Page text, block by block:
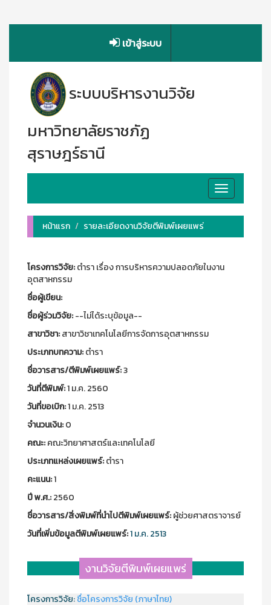
เข้าสู่ระบบ
ระบบบริหารงานวิจัย
มหาวิทยาลัยราชภัฏ
สุราษฎร์ธานี
Toggle
navigation
หน้าแรก
รายละเอียดงานวิจัยตีพิมพ์เผยแพร่
โครงการวิจัย:ตำรา เรื่อง การบริหารความปลอดภัยในงาน
อุตสาหกรรม
ชื่อผู้เขียน:
ชื่อผู้ร่วมวิจัย:--ไม่ได้ระบุข้อมูล--
สาขาวิชา:สาขาวิชาเทคโนโลยีการจัดการอุตสาหกรรม
ประเภทบทความ:ตำรา
ชื่อวารสาร/ตีพิมพ์เผยแพร์:3
วันที่ตีพิมพ์:1 ม.ค. 2560
วันที่ขอเบิก:1 ม.ค. 2513
จำนวนเงิน:0
คณะ:คณะวิทยาศาสตร์และเทคโนโลยี
ประเภทแหล่งเผยแพร์:ตำรา
คะแนน:1
ปี พ.ศ.:2560
ชื่อวารสาร/สิ่งพิมพ์ที่นำไปตีพิมพ์เผยแพร์:ผู้ช่วยศาสตราจารย์
วันที่เพิ่มข้อมูลตีพิมพ์เผยแพร์:1 ม.ค. 2513
งานวิจัยตีพิมพ์เผยแพร่
โครงการวิจัย:ชื่อโครงการวิจัย (ภาษาไทย)